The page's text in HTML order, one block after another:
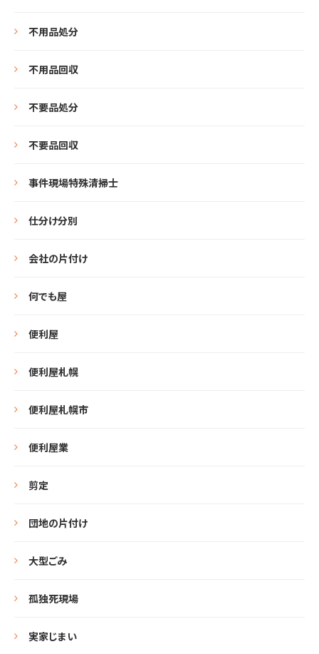
不用品処分
不用品回収
不要品処分
不要品回収
事件現場特殊清掃士
仕分け分別
会社の片付け
何でも屋
便利屋
便利屋札幌
便利屋札幌市
便利屋業
剪定
団地の片付け
大型ごみ
孤独死現場
実家じまい